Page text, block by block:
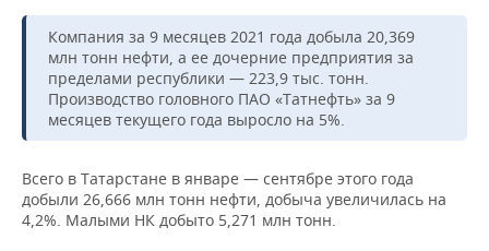
ВУЗЫ ТАТАРСТАНА
КОМУ ПРИНАДЛЕЖАТ
ТОРГОВЫЕ ЦЕНТРЫ
ТАТАРСТАНА
БАНКИ
БЮДЖЕТ
ИНВЕСТИЦИИ
АГРОПРОМ
МАШИНОСТРОЕНИЕ
НЕФТЕХИМИЯ
НЕФТЬ
ОПК
НОВОСТИ НЕДВИЖИМОСТИ
АВТО
НОВОСТИ АВТО
БИЗНЕС
НОВОСТИ БИЗНЕСА
ТРАНСПОРТ
ТЕХНОЛОГИИ
IT
НОВОСТИ МЕРОПРИЯТИЙ
СПОРТ
Компания за 9 месяцев 2021 года добыла 20,369
млн тонн нефти, а ее дочерние предприятия за
пределами республики — 223,9 тыс. тонн.
Производство головного ПАО «Татнефть» за 9
месяцев текущего года выросло на 5%.
Всего в Татарстане в январе — сентябре этого года
добыли 26,666 млн тонн нефти, добыча увеличилась на
4,2%. Малыми НК добыто 5,271 млн тонн.